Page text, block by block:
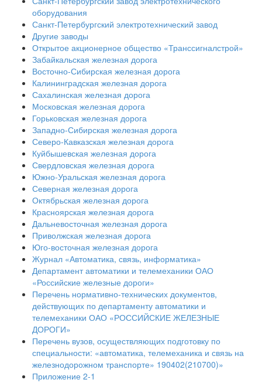
оборудования
Санкт-Петербургский электротехнический завод
Другие заводы
Открытое акционерное общество «Транссигналстрой»
Забайкальская железная дорога
Восточно-Сибирская железная дорога
Калининградская железная дорога
Сахалинская железная дорога
Московская железная дорога
Горьковская железная дорога
Западно-Сибирская железная дорога
Северо-Кавказская железная дорога
Куйбышевская железная дорога
Свердловская железная дорога
Южно-Уральская железная дорога
Северная железная дорога
Октябрьская железная дорога
Красноярская железная дорога
Дальневосточная железная дорога
Приволжская железная дорога
Юго-восточная железная дорога
Журнал «Автоматика, связь, информатика»
Департамент автоматики и телемеханики ОАО
«Российские железные дороги»
Перечень нормативно-технических документов,
действующих по департаменту автоматики и
телемеханики ОАО «РОССИЙСКИЕ ЖЕЛЕЗНЫЕ
ДОРОГИ»
Перечень вузов, осуществляющих подготовку по
специальности: «автоматика, телемеханика и связь на
железнодорожном транспорте» 190402(210700)»
Приложение 2-1